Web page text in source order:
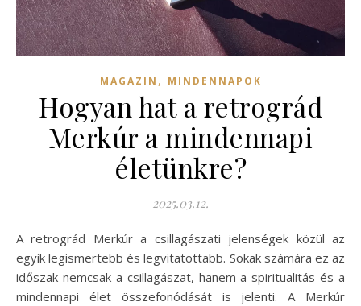
MAGAZIN , MINDENNAPOK
Hogyan hat a retrográd
Merkúr a mindennapi
életünkre?
2025.03.12.
A retrográd Merkúr a csillagászati jelenségek közül az
egyik legismertebb és legvitatottabb. Sokak számára ez az
időszak nemcsak a csillagászat, hanem a spiritualitás és a
mindennapi élet összefonódását is jelenti. A Merkúr